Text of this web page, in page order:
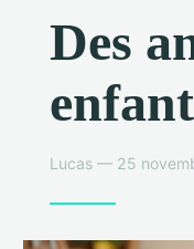
Des
Lucas — 25